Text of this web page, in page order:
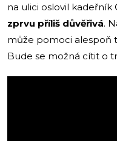
na ulici oslovil kadeřník
zprvu příliš důvěřivá.
může pomoci alespoň
Bude se možná cítit o